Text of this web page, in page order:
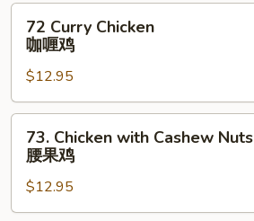
杂
Curry
Chicken
喱
鸡
72 Curry Chicken
咖喱鸡
$12.95
Chicken
with
Cashew
Nuts
73. Chicken with Cashew Nuts
腰果鸡
$12.95